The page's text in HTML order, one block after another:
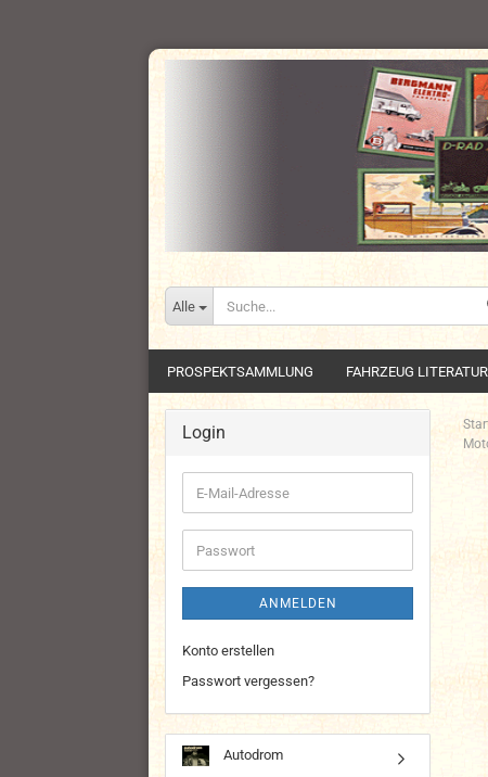
Alle
PROSPEKTSAMMLUNG FAHRZEUG
Login
E-
Mail-
Adresse
Passwort
ANMELDEN
Konto erstellen
Passwort vergessen?
Autodrom